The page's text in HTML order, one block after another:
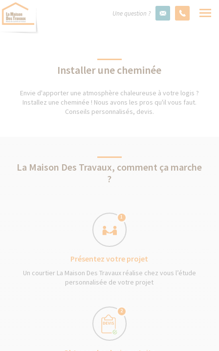
Une question ?
Installer une cheminée
Envie d'apporter une atmosphère chaleureuse à votre logis ?
Installez une cheminée ! Nous avons les pros qu'il vous faut.
Conseils personnalisés, devis.
La Maison Des Travaux, comment ça marche
?
1
Présentez votre projet
Un courtier La Maison Des Travaux réalise chez vous l’étude
personnalisée de votre projet
2